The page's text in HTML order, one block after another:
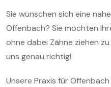
Sie wünschen sich eine
Offenbach? Sie möchten
ohne dabei Zähne ziehen
uns genau richtig!
Unsere Praxis für